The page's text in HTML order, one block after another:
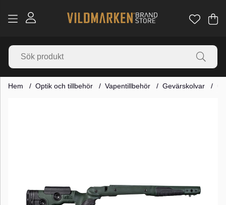
.
Hem Optik och tillbehör Vapentillbehör Gevärskolvar